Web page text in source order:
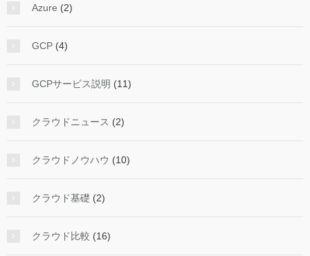
Azure (2)
GCP (4)
GCPサービス説明 (11)
クラウドニュース (2)
クラウドノウハウ (10)
クラウド基礎 (2)
クラウド比較 (16)